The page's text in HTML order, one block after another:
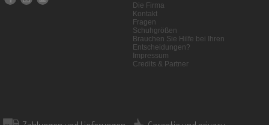
Die Firma
Kontakt
Fragen
Schuhgrößen
Brauchen Sie Hilfe bei Ihren
Entscheidungen?
Impressum
Credits & Partner